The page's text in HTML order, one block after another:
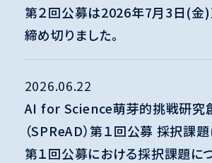
第２回公募は2026年7月3日(金)
締め切りました。
2026.06.22
AI for Science萌芽的挑戦研究
（SPReAD）第１回公募 採択課
第１回公募における採択課題に